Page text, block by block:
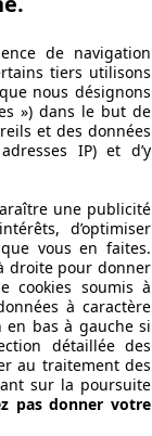
de navigation
tiers utilisons
nous désignons
») dans le but de
et des données
IP) et d’y
une publicité
d’optimiser
vous en faites.
droite pour donner
cookies soumis à
à caractère
bas à gauche si
détaillée des
au traitement des
sur la poursuite
pas donner votre